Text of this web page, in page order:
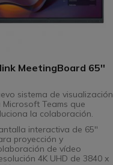
MeetingBoard 65''
sistema de visualización
Microsoft Teams que
la colaboración.
interactiva de 65''
proyección y
de vídeo
4K UHD de 3840 x